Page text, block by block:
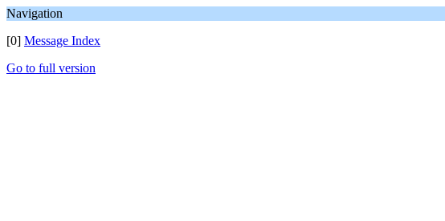
Navigation
[0] Message Index
Go to full version